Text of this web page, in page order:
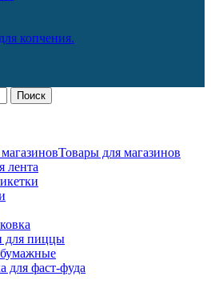
копчения.
Поиск
Товары для магазинов
лента
для пиццы
для фаст-фуда